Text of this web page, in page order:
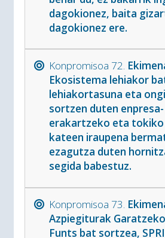
dagokionez, baita
dagokionez ere.
Konpromisoa 72.
Ekosistema lehiakor
lehiakortasuna eta
sortzen duten
erakartzeko eta tokiko
kateen iraupena
ezagutza duten
segida babestuz.
Konpromisoa 73.
Azpiegiturak
Funts bat sortzea,